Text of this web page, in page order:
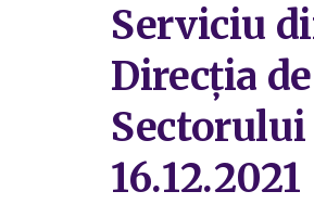
Serviciu
Direcția
16.12.2021